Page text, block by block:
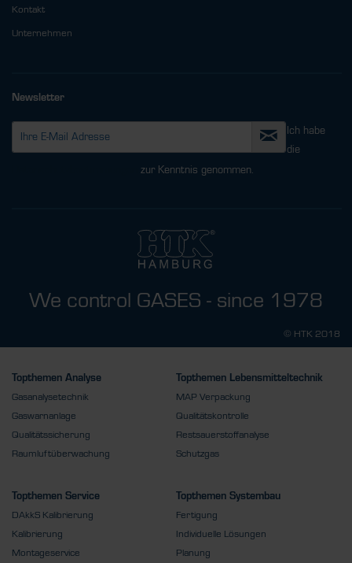
Kontakt
Unternehmen
Newsletter
Ich habe
die
zur Kenntnis genommen.
We control GASES - since 1978
© HTK 2018
Topthemen Analyse
Gasanalysetechnik
Gaswarnanlage
Qualitätssicherung
Raumluftüberwachung
Topthemen Lebensmitteltechnik
MAP Verpackung
Qualitätskontrolle
Restsauerstoffanalyse
Schutzgas
Topthemen Service
DAkkS Kalibrierung
Kalibrierung
Montageservice
Topthemen Systembau
Fertigung
Individuelle Lösungen
Planung